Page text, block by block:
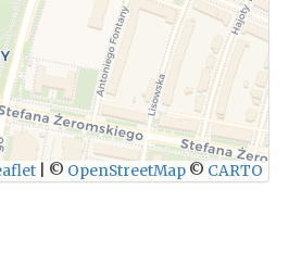
© OpenStreetMap © CARTO